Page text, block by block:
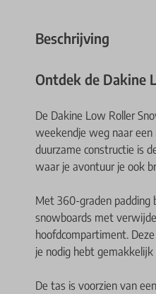
Beschrijving
Ontdek de Dakine
De Dakine Low Roller
weekendje weg naar een
duurzame constructie is
waar je avontuur je ook
Met 360-graden padding
snowboards met
hoofdcompartiment.
je nodig hebt
De tas is voorzien van